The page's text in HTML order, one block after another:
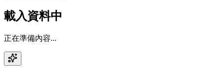
載入資料中
正在準備內容...